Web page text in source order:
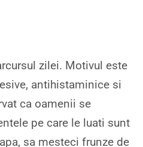
zilei. Motivul este
antihistaminice si
ca oamenii se
pe care le luati sunt
sa mesteci frunze de